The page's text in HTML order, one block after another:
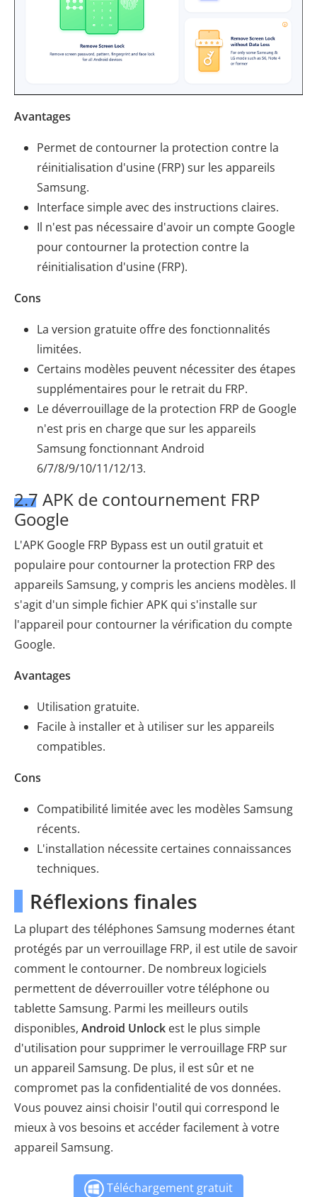
Avantages
Permet de contourner la protection contre la
réinitialisation d'usine (FRP) sur les appareils
Samsung.
Interface simple avec des instructions claires.
Il n'est pas nécessaire d'avoir un compte Google
pour contourner la protection contre la
réinitialisation d'usine (FRP).
Cons
La version gratuite offre des fonctionnalités
limitées.
Certains modèles peuvent nécessiter des étapes
supplémentaires pour le retrait du FRP.
Le déverrouillage de la protection FRP de Google
n'est pris en charge que sur les appareils
Samsung fonctionnant Android
6/7/8/9/10/11/12/13.
2.7 APK de contournement FRP
Google
L'APK Google FRP Bypass est un outil gratuit et
populaire pour contourner la protection FRP des
appareils Samsung, y compris les anciens modèles. Il
s'agit d'un simple fichier APK qui s'installe sur
l'appareil pour contourner la vérification du compte
Google.
Avantages
Utilisation gratuite.
Facile à installer et à utiliser sur les appareils
compatibles.
Cons
Compatibilité limitée avec les modèles Samsung
récents.
L'installation nécessite certaines connaissances
techniques.
Réflexions finales
La plupart des téléphones Samsung modernes étant
protégés par un verrouillage FRP, il est utile de savoir
comment le contourner. De nombreux logiciels
permettent de déverrouiller votre téléphone ou
tablette Samsung. Parmi les meilleurs outils
disponibles, Android Unlock est le plus simple
d'utilisation pour supprimer le verrouillage FRP sur
un appareil Samsung. De plus, il est sûr et ne
compromet pas la confidentialité de vos données.
Vous pouvez ainsi choisir l'outil qui correspond le
mieux à vos besoins et accéder facilement à votre
appareil Samsung.
Téléchargement gratuit